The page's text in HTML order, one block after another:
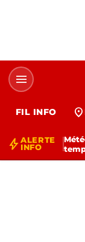
menu
FIL INFO location_on
bolt ALERTE
INFO